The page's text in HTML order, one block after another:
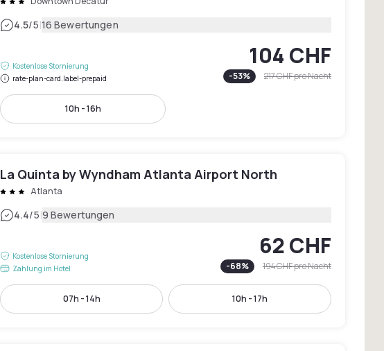
4.5/5|16 Bewertungen
Kostenlose Stornierung
rate-plan-card.label-prepaid
104 CHF
-53% 217 CHFpro Nacht
10h - 16h
La Quinta by Wyndham Atlanta Airport North
Atlanta
4.4/5|9 Bewertungen
Kostenlose Stornierung
Zahlung im Hotel
62 CHF
-68% 194 CHFpro Nacht
07h - 14h 10h - 17h